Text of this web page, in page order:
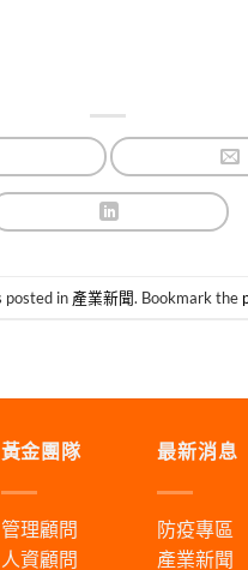
posted in 產業新聞. Bookmark the
黃金團隊
管理顧問
人資顧問
最新消息
防疫專區
產業新聞